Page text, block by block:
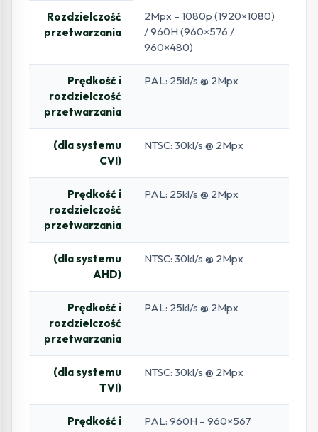
Rozdzielczość
przetwarzania
2Mpx – 1080p (1920×1080)
/ 960H (960×576 /
960×480)
Prędkość i
rozdzielczość
przetwarzania
PAL: 25kl/s @ 2Mpx
(dla systemu
CVI)
NTSC: 30kl/s @ 2Mpx
Prędkość i
rozdzielczość
przetwarzania
PAL: 25kl/s @ 2Mpx
(dla systemu
AHD)
NTSC: 30kl/s @ 2Mpx
Prędkość i
rozdzielczość
przetwarzania
PAL: 25kl/s @ 2Mpx
(dla systemu
TVI)
NTSC: 30kl/s @ 2Mpx
Prędkość i
PAL: 960H – 960×567